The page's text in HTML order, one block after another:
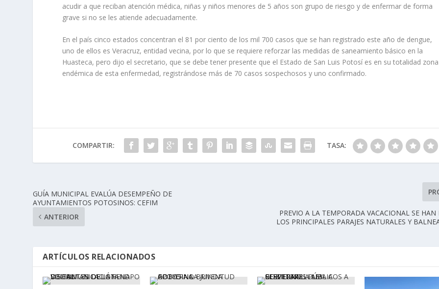
acudir a que reciban atención médica, niñas y niños menores de 5 años son grupo de riesgo y de enfermar de forma
grave si no se les atiende adecuadamente.
En el país cinco estados concentran el 81 por ciento de los mil 700 casos que se han registrado este año de dengue,
uno de ellos es Veracruz, entidad vecina, por lo que se requiere reforzar las medidas de saneamiento básico en la
Huasteca, pero dijo el secretario, que se debe tener presente que el Estado de San Luis Potosí es en su totalidad zona
endémica de esta enfermedad, registrándose más de 70 casos sospechosos y uno confirmado.
COMPARTIR: TASA:
GUÍA MUNICIPAL EVALÚA DESEMPEÑO DE
AYUNTAMIENTOS POTOSINOS: CEFIM
ANTERIOR
PREVIO A LA TEMPORADA VACACIONAL SE HAN
LOS PRINCIPALES PARAJES NATURALES Y
ARTÍCULOS RELACIONADOS